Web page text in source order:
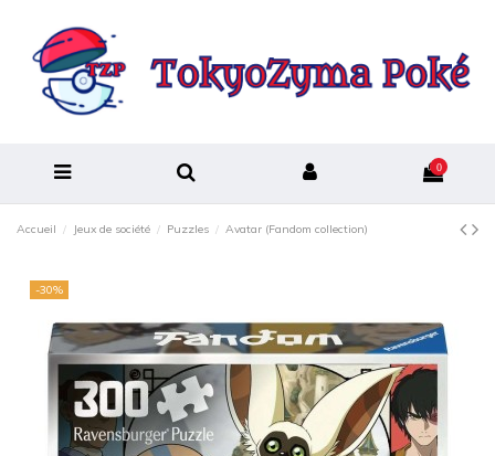
0
Accueil Jeux de société Puzzles Avatar (Fandom collection)
-30%